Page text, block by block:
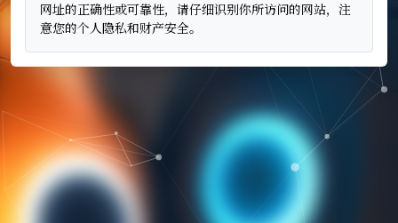
网址的正确性或可靠性，请仔细识别你所访问的网站，注
意您的个人隐私和财产安全。